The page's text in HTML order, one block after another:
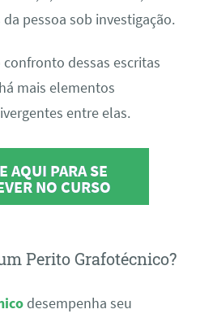
pessoa sob investigação.
dessas escritas
mais elementos
entre elas.
AQUI PARA SE
NO CURSO
Perito Grafotécnico?
desempenha seu